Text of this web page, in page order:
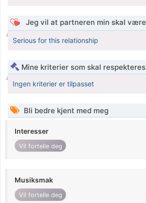
Jeg vil at partneren min skal være
Serious for this relationship
Mine kriterier som skal respekteres
Ingen kriterier er tilpasset
Bli bedre kjent med meg
Interesser
Vil fortelle deg
Musiksmak
Vil fortelle deg